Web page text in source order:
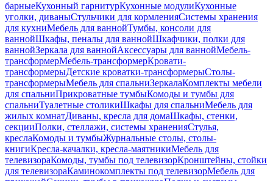
барныеКухонный гарнитурКухонные модулиКухонные
уголки, диваныСтульчики для кормленияСистемы хранения
для кухниМебель для ваннойТумбы, консоли для
ваннойШкафы, пеналы для ваннойШкафчики, полки для
ваннойЗеркала для ваннойАксессуары для ваннойМебель-
трансформерМебель-трансформерКровати-
трансформерыДетские кроватки-трансформерыСтолы-
трансформерыМебель для спальниЗеркалаКомплекты мебели
для спальниПрикроватные тумбыКомоды и тумбы для
спальниТуалетные столикиШкафы для спальниМебель для
жилых комнатДиваны, кресла для домаШкафы, стенки,
секцииПолки, стеллажи, системы храненияСтулья,
креслаКомоды и тумбыЖурнальные столы, столы-
книгиКресла-качалки, кресла-маятникиМебель для
телевизораКомоды, тумбы под телевизорКронштейны, стойки
для телевизораКаминокомплекты под телевизорМебель для